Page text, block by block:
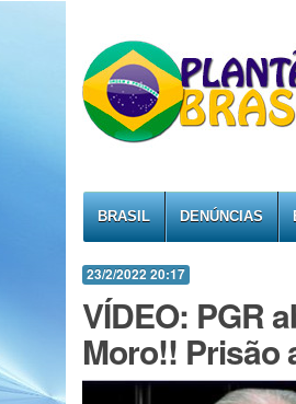
BRASIL DENÚNCIAS
23/2/2022 20:17
VÍDEO: PGR
Moro!! Prisão